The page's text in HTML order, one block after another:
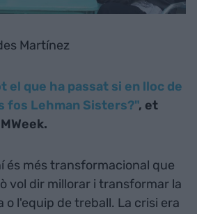
Martínez
el que ha passat si en lloc de
fos Lehman Sisters?", et
és més transformacional que
vol dir millorar i transformar la
o l'equip de treball. La crisi era